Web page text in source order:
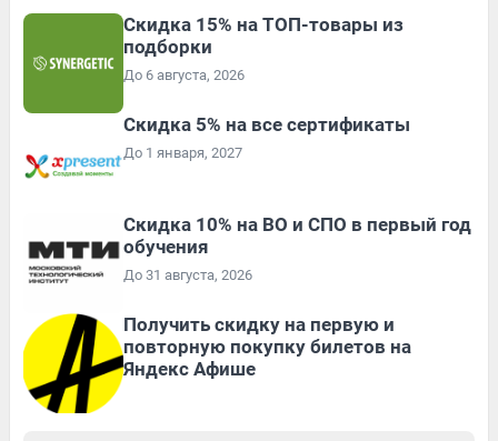
Скидка 15% на ТОП-товары из
подборки
До 6 августа, 2026
Скидка 5% на все сертификаты
До 1 января, 2027
Скидка 10% на ВО и СПО в первый год
обучения
До 31 августа, 2026
Получить скидку на первую и
повторную покупку билетов на
Яндекс Афише